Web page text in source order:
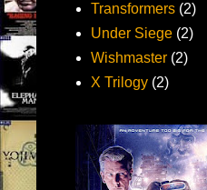
Transformers (2)
Under Siege (2)
Wishmaster (2)
X Trilogy (2)